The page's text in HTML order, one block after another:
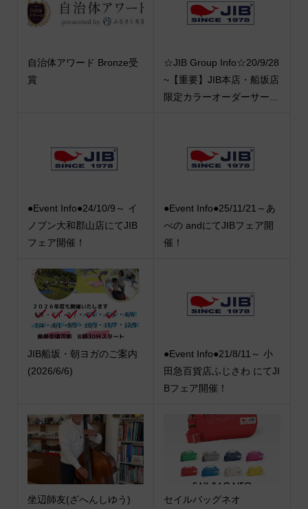
自治体アワード Bronze受
賞
☆JIB Group Info☆20/9/28
~【重要】JIB本店・船坂店
限定カラーオーダーサー...
●Event Info●24/10/9～ イ
ノブン大和郡山店にてJIB
フェア開催！
●Event Info●25/11/21～あ
べの andにてJIBフェア開
催！
JIB船坂・朝ヨガのご案内
(2026/6/6)
●Event Info●21/8/11～ 小
田急百貨店ふじさわ にてJI
Bフェア開催！
坐辺師友(ざへんしゆう) セイルバッグネオ